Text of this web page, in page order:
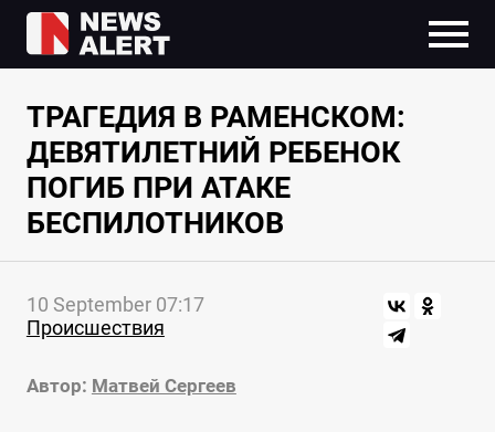
ТРАГЕДИЯ В РАМЕНСКОМ:
ДЕВЯТИЛЕТНИЙ РЕБЕНОК
ПОГИБ ПРИ АТАКЕ
БЕСПИЛОТНИКОВ
10 September 07:17
Происшествия
Автор: Матвей Сергеев